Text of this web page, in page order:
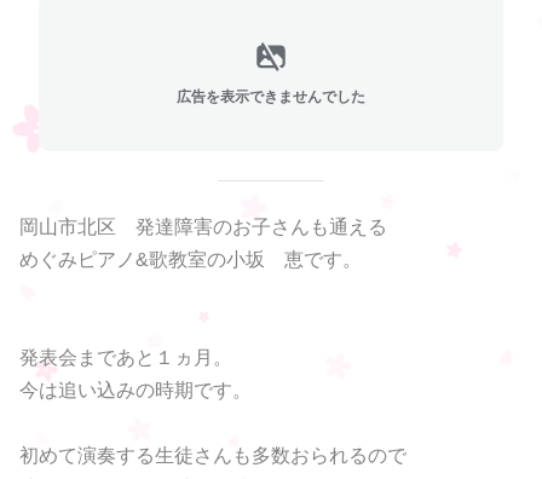
広告を表示できませんでした
岡山市北区 発達障害のお子さんも通える
めぐみピアノ&歌教室の小坂 恵です。
発表会まであと１ヵ月。
今は追い込みの時期です。
初めて演奏する生徒さんも多数おられるので